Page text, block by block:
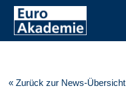
« Zurück zur News-Übersicht